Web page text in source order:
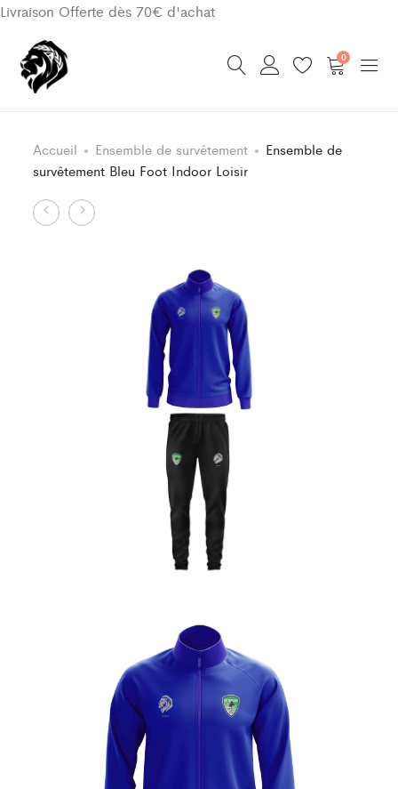
Livraison Offerte dès 70€ d'achat
0
Accueil Ensemble de survêtement
Ensemble de
survêtement Bleu Foot Indoor Loisir
Product
HautEnsemble